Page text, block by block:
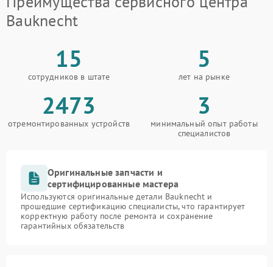
Bauknecht
15
сотрудников в штате
5
лет на рынке
2473
отремонтированных устройств
3
минимальный опыт работы
специалистов
Оригинальные запчасти и
сертифицированные мастера
Используются оригинальные детали Bauknecht и
прошедшие сертификацию специалисты, что гарантирует
корректную работу после ремонта и сохранение
гарантийных обязательств